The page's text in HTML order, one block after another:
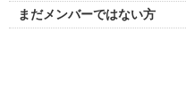
まだメンバーではない方